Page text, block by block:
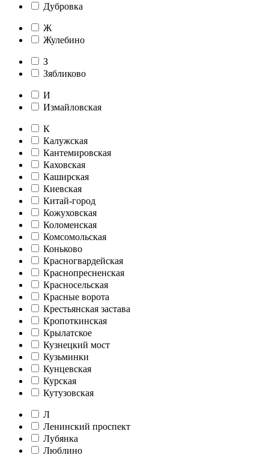
Дубровка
Ж
Жулебино
З
Зябликово
И
Измайловская
К
Калужская
Кантемировская
Каховская
Каширская
Киевская
Китай-город
Кожуховская
Коломенская
Комсомольская
Коньково
Красногвардейская
Краснопресненская
Красносельская
Красные ворота
Крестьянская застава
Кропоткинская
Крылатское
Кузнецкий мост
Кузьминки
Кунцевская
Курская
Кутузовская
Л
Ленинский проспект
Лубянка
Люблино